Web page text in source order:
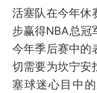
活塞队在今年休
步赢得NBA总冠
今年季后赛中的
切需要为坎宁安
塞球迷心目中